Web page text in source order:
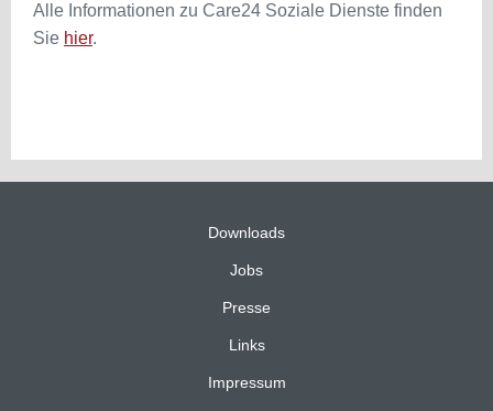
Alle Informationen zu Care24 Soziale Dienste finden
Sie hier.
Downloads
Jobs
Presse
Links
Impressum